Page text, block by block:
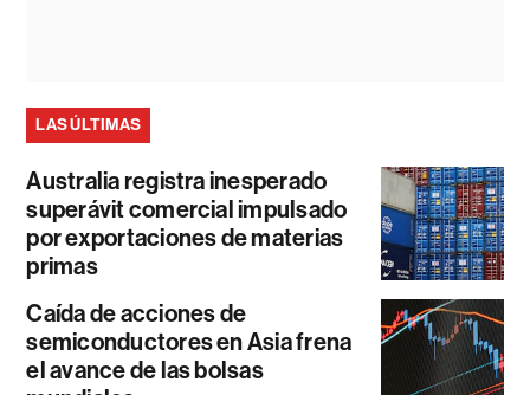
LAS ÚLTIMAS
Australia registra inesperado
superávit comercial impulsado
por exportaciones de materias
primas
Caída de acciones de
semiconductores en Asia frena
el avance de las bolsas